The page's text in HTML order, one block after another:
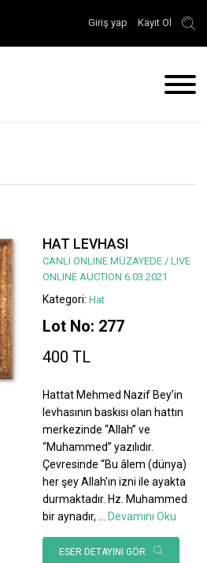
Giriş yap Kayıt Ol
HAT LEVHASI
CANLI ONLINE MÜZAYEDE / LIVE
ONLINE AUCTION 6.03.2021
Kategori: Hat
Lot No: 277
400 TL
Hattat Mehmed Nazif Bey’in
levhasının baskısı olan hattın
merkezinde “Allah” ve
“Muhammed” yazılıdır.
Çevresinde “Bu âlem (dünya)
her şey Allah'ın izni ile ayakta
durmaktadır. Hz. Muhammed
bir aynadır, ... Devamını Oku
ESER DETAYINI GÖR